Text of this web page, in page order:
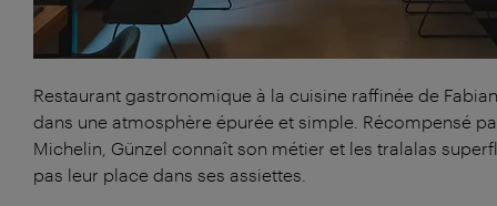
Restaurant gastronomique à la cuisine raffinée de
dans une atmosphère épurée et simple. Récompensé
Michelin, Günzel connaît son métier et les tralalas
pas leur place dans ses assiettes.